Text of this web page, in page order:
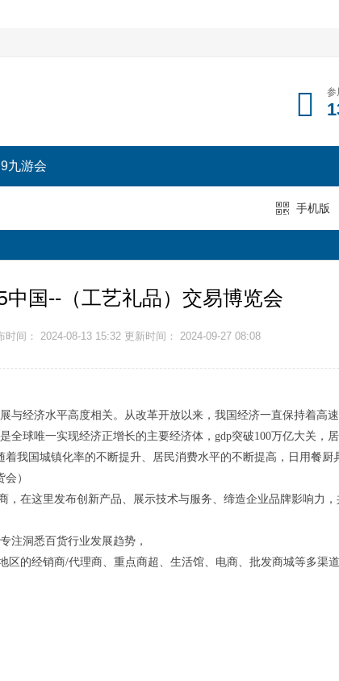
参
九游会
手机版
中国--（工艺礼品）交易博览会
时间： 2024-08-13 15:32 更新时间： 2024-09-27 08:08
与经济水平高度相关。从改革开放以来，我国经济一直保持着高
全球唯一实现经济正增长的主要经济体，gdp突破100万亿大关，
我国城镇化率的不断提升、居民消费水平的不断提高，日用餐厨
）
，在这里发布创新产品、展示技术与服务、缔造企业品牌影响力
注洞悉百货行业发展趋势，
区的经销商/代理商、重点商超、生活馆、电商、批发商城等多渠